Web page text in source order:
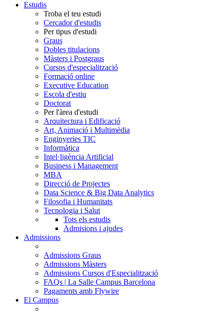
Estudis
Troba el teu estudi
Cercador d'estudis
Per tipus d'estudi
Graus
Dobles titulacions
Màsters i Postgraus
Cursos d'especialització
Formació online
Executive Education
Escola d'estiu
Doctorat
Per l'àrea d'estudi
Arquitectura i Edificació
Art, Animació i Multimèdia
Enginyeries TIC
Informàtica
Intel·ligència Artificial
Business i Management
MBA
Direcció de Projectes
Data Science & Big Data Analytics
Filosofia i Humanitats
Tecnologia i Salut
Tots els estudis
Admisions i ajudes
Admissions
Admissions Graus
Admissions Màsters
Admissions Cursos d'Especialització
FAQs | La Salle Campus Barcelona
Pagaments amb Flywire
El Campus